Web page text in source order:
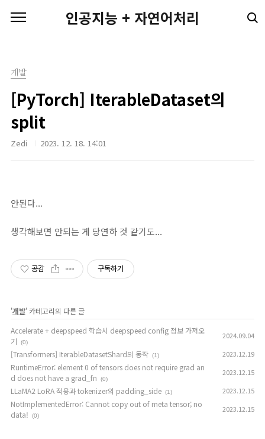
인공지능 + 자연어처리
개발
[PyTorch] IterableDataset의
split
Zedi 2023. 12. 18. 14:01
안된다...
생각해보면 안되는 게 당연하 것 같기도...
공감 구독하기
'개발' 카테고리의 다른 글
Accelerate + deepspeed 학습시 deepspeed config 정보 가져오
기
(0)
2024.09.04
[Transformers] IterableDatasetShard의 동작 (1) 2023.12.19
RuntimeError: element 0 of tensors does not require grad an
d does not have a grad_fn
(0)
2023.12.15
LLaMA2 LoRA 적용과 tokenizer의 padding_side (1) 2023.12.15
NotImplementedError: Cannot copy out of meta tensor; no
data!
(0)
2023.12.15